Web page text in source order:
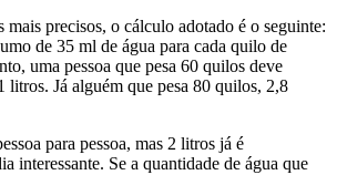
mais precisos, o cálculo adotado é o seguinte:
de 35 ml de água para cada quilo de
uma pessoa que pesa 60 quilos deve
litros. Já alguém que pesa 80 quilos, 2,8
para pessoa, mas 2 litros já é
interessante. Se a quantidade de água que